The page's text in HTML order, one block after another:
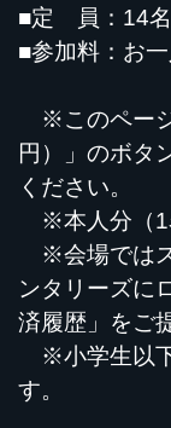
■定 員：14名
■参加料：お
※このページ
円）」のボタ
ください。
※本人分（1
※会場ではス
ンタリーズに
済履歴」をご
※小学生以下
す。